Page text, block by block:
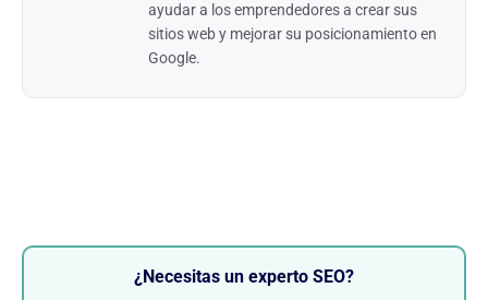
ayudar a los emprendedores a crear sus
sitios web y mejorar su posicionamiento en
Google.
¿Necesitas un experto SEO?